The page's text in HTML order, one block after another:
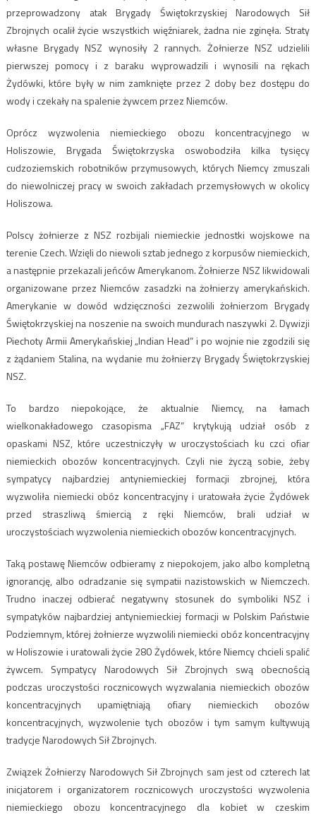
przeprowadzony atak Brygady Świętokrzyskiej Narodowych Sił
Zbrojnych ocalił życie wszystkich więźniarek, żadna nie zginęła. Straty
własne Brygady NSZ wynosiły 2 rannych. Żołnierze NSZ udzielili
pierwszej pomocy i z baraku wyprowadzili i wynosili na rękach
Żydówki, które były w nim zamknięte przez 2 doby bez dostępu do
wody i czekały na spalenie żywcem przez Niemców.
Oprócz wyzwolenia niemieckiego obozu koncentracyjnego w
Holiszowie, Brygada Świętokrzyska oswobodziła kilka tysięcy
cudzoziemskich robotników przymusowych, których Niemcy zmuszali
do niewolniczej pracy w swoich zakładach przemysłowych w okolicy
Holiszowa.
Polscy żołnierze z NSZ rozbijali niemieckie jednostki wojskowe na
terenie Czech. Wzięli do niewoli sztab jednego z korpusów niemieckich,
a następnie przekazali jeńców Amerykanom. Żołnierze NSZ likwidowali
organizowane przez Niemców zasadzki na żołnierzy amerykańskich.
Amerykanie w dowód wdzięczności zezwolili żołnierzom Brygady
Świętokrzyskiej na noszenie na swoich mundurach naszywki 2. Dywizji
Piechoty Armii Amerykańskiej „Indian Head” i po wojnie nie zgodzili się
z żądaniem Stalina, na wydanie mu żołnierzy Brygady Świętokrzyskiej
NSZ.
To bardzo niepokojące, że aktualnie Niemcy, na łamach
wielkonakładowego czasopisma „FAZ” krytykują udział osób z
opaskami NSZ, które uczestniczyły w uroczystościach ku czci ofiar
niemieckich obozów koncentracyjnych. Czyli nie życzą sobie, żeby
sympatycy najbardziej antyniemieckiej formacji zbrojnej, która
wyzwoliła niemiecki obóz koncentracyjny i uratowała życie Żydówek
przed straszliwą śmiercią z ręki Niemców, brali udział w
uroczystościach wyzwolenia niemieckich obozów koncentracyjnych.
Taką postawę Niemców odbieramy z niepokojem, jako albo kompletną
ignorancję, albo odradzanie się sympatii nazistowskich w Niemczech.
Trudno inaczej odbierać negatywny stosunek do symboliki NSZ i
sympatyków najbardziej antyniemieckiej formacji w Polskim Państwie
Podziemnym, której żołnierze wyzwolili niemiecki obóz koncentracyjny
w Holiszowie i uratowali życie 280 Żydówek, które Niemcy chcieli spalić
żywcem. Sympatycy Narodowych Sił Zbrojnych swą obecnością
podczas uroczystości rocznicowych wyzwalania niemieckich obozów
koncentracyjnych upamiętniają ofiary niemieckich obozów
koncentracyjnych, wyzwolenie tych obozów i tym samym kultywują
tradycje Narodowych Sił Zbrojnych.
Związek Żołnierzy Narodowych Sił Zbrojnych sam jest od czterech lat
inicjatorem i organizatorem rocznicowych uroczystości wyzwolenia
niemieckiego obozu koncentracyjnego dla kobiet w czeskim